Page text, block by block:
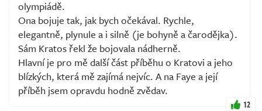
olympiádě.
Ona bojuje tak, jak bych očekával. Rychle,
elegantně, plynule a i silně (je bohyně a čarodějka).
Sám Kratos řekl že bojovala nádherně.
Hlavní je pro mě další část příběhu o Kratovi a jeho
blízkých, která mě zajímá nejvíc. A na Faye a její
příběh jsem opravdu hodně zvědav.
12